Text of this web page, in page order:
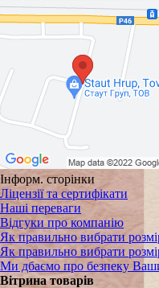
Інформ. сторінки
Ліцензії та сертифікати
Наші переваги
Відгуки про компанію
Як правильно вибрати
Як правильно вибрати
Ми дбаємо про безпеку
Вітрина товарів